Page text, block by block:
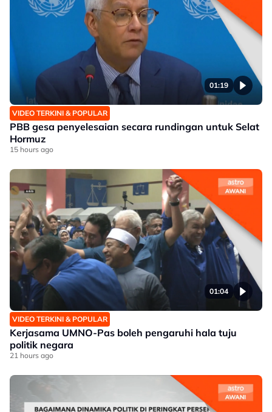
01:19
VIDEO TERKINI & POPULAR
PBB gesa penyelesaian secara rundingan untuk Selat
Hormuz
15 hours ago
01:04
VIDEO TERKINI & POPULAR
Kerjasama UMNO-Pas boleh pengaruhi hala tuju
politik negara
21 hours ago